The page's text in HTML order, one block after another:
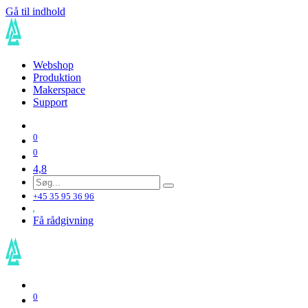
Gå til indhold
Webshop
Produktion
Makerspace
Support
0
0
4,8
+45 35 95 36 96
Få rådgivning
0